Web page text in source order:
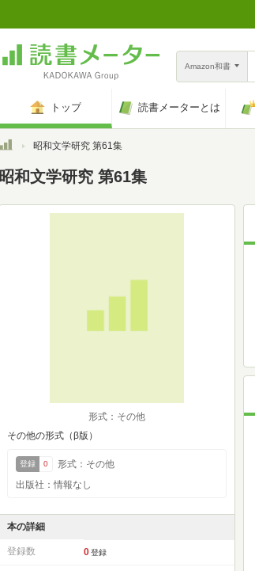
Amazon和書
トップ 読書メーターとは
トップ昭和文学研究 第61集
昭和文学研究 第61集
形式：その他
その他の形式（β版）
登録 0
形式：その他
出版社：情報なし
本の詳細
登録数 0 登録